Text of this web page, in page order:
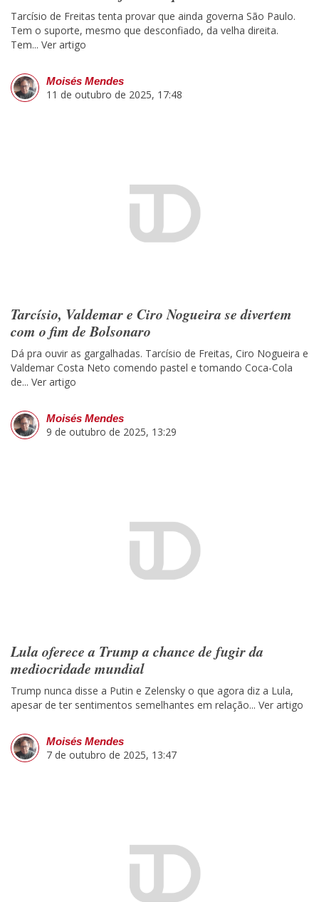
Tarcísio de Freitas tenta provar que ainda governa São Paulo.
Tem o suporte, mesmo que desconfiado, da velha direita.
Tem... Ver artigo
Moisés Mendes
11 de outubro de 2025, 17:48
Tarcísio, Valdemar e Ciro Nogueira se divertem
com o fim de Bolsonaro
Dá pra ouvir as gargalhadas. Tarcísio de Freitas, Ciro Nogueira e
Valdemar Costa Neto comendo pastel e tomando Coca-Cola
de... Ver artigo
Moisés Mendes
9 de outubro de 2025, 13:29
Lula oferece a Trump a chance de fugir da
mediocridade mundial
Trump nunca disse a Putin e Zelensky o que agora diz a Lula,
apesar de ter sentimentos semelhantes em relação... Ver artigo
Moisés Mendes
7 de outubro de 2025, 13:47